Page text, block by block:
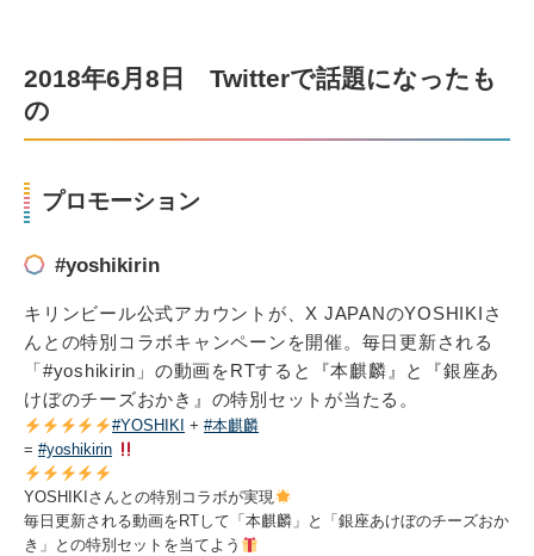
2018年6月8日 Twitterで話題になったも
の
プロモーション
#yoshikirin
キリンビール公式アカウントが、X JAPANのYOSHIKIさ
んとの特別コラボキャンペーンを開催。毎日更新される
「#yoshikirin」の動画をRTすると『本麒麟』と『銀座あ
けぼのチーズおかき』の特別セットが当たる。
#YOSHIKI +#本麒麟
= #yoshikirin
YOSHIKIさんとの特別コラボが実現
毎日更新される動画をRTして「本麒麟」と「銀座あけぼのチーズおか
き」との特別セットを当てよう